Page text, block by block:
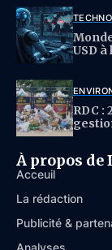
USD à
RDC
À propos de
Acceuil
La rédaction
Publicité &